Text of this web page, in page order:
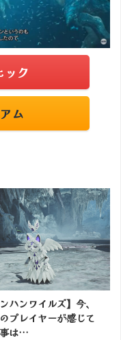
ック
ム
ンハンワイルズ】今、
プレイヤーが感じて
は…